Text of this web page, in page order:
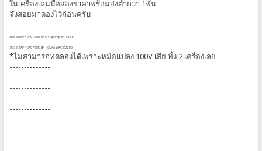
ในเครื่องเล่นมือสองราคาพร้อมส่งต่ำกว่า 1พัน
จึงสอยมาดองไว้ก่อนครับ
SM5408AP + DAC PCM61P-L + OpAmp BA15218
SM5813AP + DAC PCM58P + OpAmp RC5532DD
*ไม่สามารถทดลองได้เพราะหม้อแปลง 100V เสีย ทั้ง 2 เครื่องเลย
--------------
--------------
--------------